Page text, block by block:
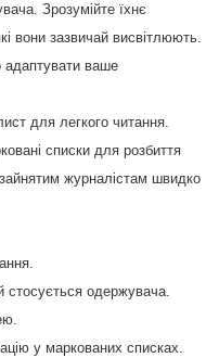
Зрозумійте їхнє
вони зазвичай висвітлюють.
адаптувати ваше
для легкого читання.
списки для розбиття
журналістам швидко
стосується одержувача.
у маркованих списках.